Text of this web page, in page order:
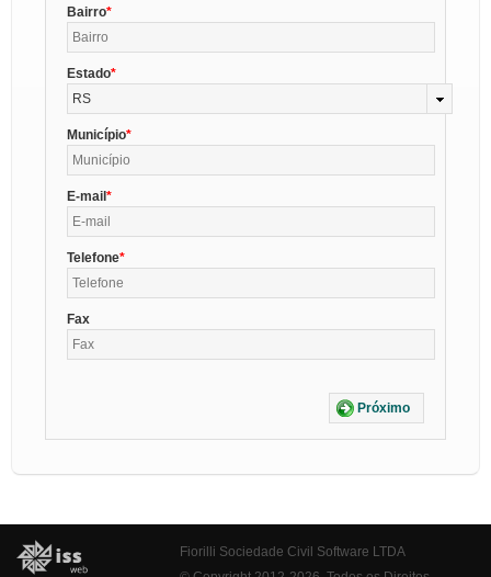
Bairro
Estado
RS
Município
E-mail
Telefone
Fax
Próximo
Fiorilli Sociedade Civil Software LTDA